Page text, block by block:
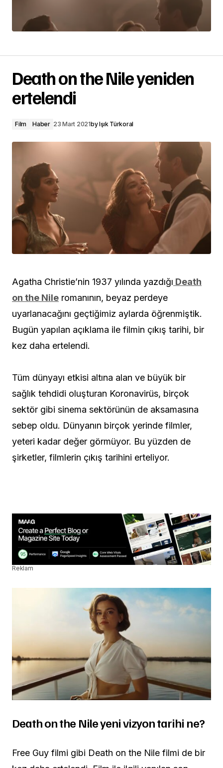
Death on the Nile yeniden
ertelendi
Film Haber 23 Mart 2021byIşık Türkoral
Agatha Christie’nin 1937 yılında yazdığı Death
on the Nile romanının, beyaz perdeye
uyarlanacağını geçtiğimiz aylarda öğrenmiştik.
Bugün yapılan açıklama ile filmin çıkış tarihi, bir
kez daha ertelendi.
Tüm dünyayı etkisi altına alan ve büyük bir
sağlık tehdidi oluşturan Koronavirüs, birçok
sektör gibi sinema sektörünün de aksamasına
sebep oldu. Dünyanın birçok yerinde filmler,
yeteri kadar değer görmüyor. Bu yüzden de
şirketler, filmlerin çıkış tarihini erteliyor.
Reklam
Death on the Nile yeni vizyon tarihi ne?
Free Guy filmi gibi Death on the Nile filmi de bir